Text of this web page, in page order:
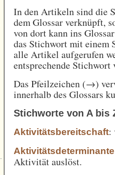
In den Artikeln sind die
dem Glossar verknüpft,
von dort kann ins
das Stichwort mit einem
alle Artikel aufgerufen
entsprechende Stichwort
Das Pfeilzeichen (→)
innerhalb des Glossars
Stichworte von A bis
Aktivitätsbereitschaft:
Aktivitätsdeterminante
Aktivität auslöst.